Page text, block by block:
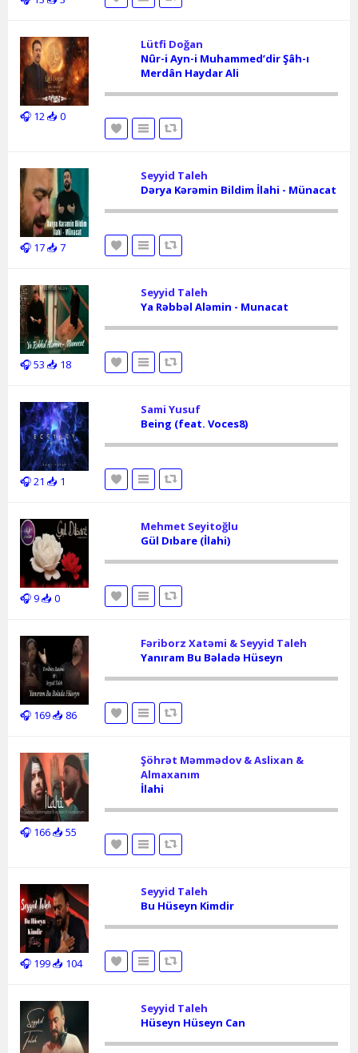
🎧 12📥 0
Lütfi Doğan
Nûr-i Ayn-i Muhammed’dir Şâh-ı
Merdân Haydar Ali
🎧 17📥 7
Seyyid Taleh
Dərya Kərəmin Bildim İlahi - Münacat
🎧 53 📥 18
Seyyid Taleh
Ya Rəbbəl Aləmin - Munacat
🎧 21 📥 1
Sami Yusuf
Being (feat. Voces8)
🎧 9📥 0
Mehmet Seyitoğlu
Gül Dıbare (İlahi)
🎧 169📥 86
Fəriborz Xatəmi & Seyyid Taleh
Yanıram Bu Bəladə Hüseyn
🎧 166📥 55
Şöhrət Məmmədov & Aslixan &
Almaxanım
İlahi
🎧 199📥 104
Seyyid Taleh
Bu Hüseyn Kimdir
Seyyid Taleh
Hüseyn Hüseyn Can